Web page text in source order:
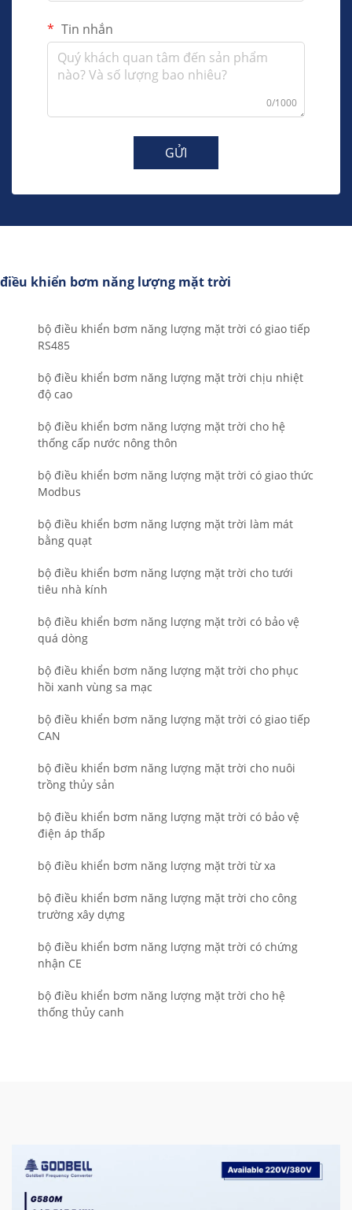
Tin nhắn
0/1000
GỬI
điều khiển bơm năng lượng mặt trời
bộ điều khiển bơm năng lượng mặt trời có giao tiếp
RS485
bộ điều khiển bơm năng lượng mặt trời chịu nhiệt
độ cao
bộ điều khiển bơm năng lượng mặt trời cho hệ
thống cấp nước nông thôn
bộ điều khiển bơm năng lượng mặt trời có giao thức
Modbus
bộ điều khiển bơm năng lượng mặt trời làm mát
bằng quạt
bộ điều khiển bơm năng lượng mặt trời cho tưới
tiêu nhà kính
bộ điều khiển bơm năng lượng mặt trời có bảo vệ
quá dòng
bộ điều khiển bơm năng lượng mặt trời cho phục
hồi xanh vùng sa mạc
bộ điều khiển bơm năng lượng mặt trời có giao tiếp
CAN
bộ điều khiển bơm năng lượng mặt trời cho nuôi
trồng thủy sản
bộ điều khiển bơm năng lượng mặt trời có bảo vệ
điện áp thấp
bộ điều khiển bơm năng lượng mặt trời từ xa
bộ điều khiển bơm năng lượng mặt trời cho công
trường xây dựng
bộ điều khiển bơm năng lượng mặt trời có chứng
nhận CE
bộ điều khiển bơm năng lượng mặt trời cho hệ
thống thủy canh